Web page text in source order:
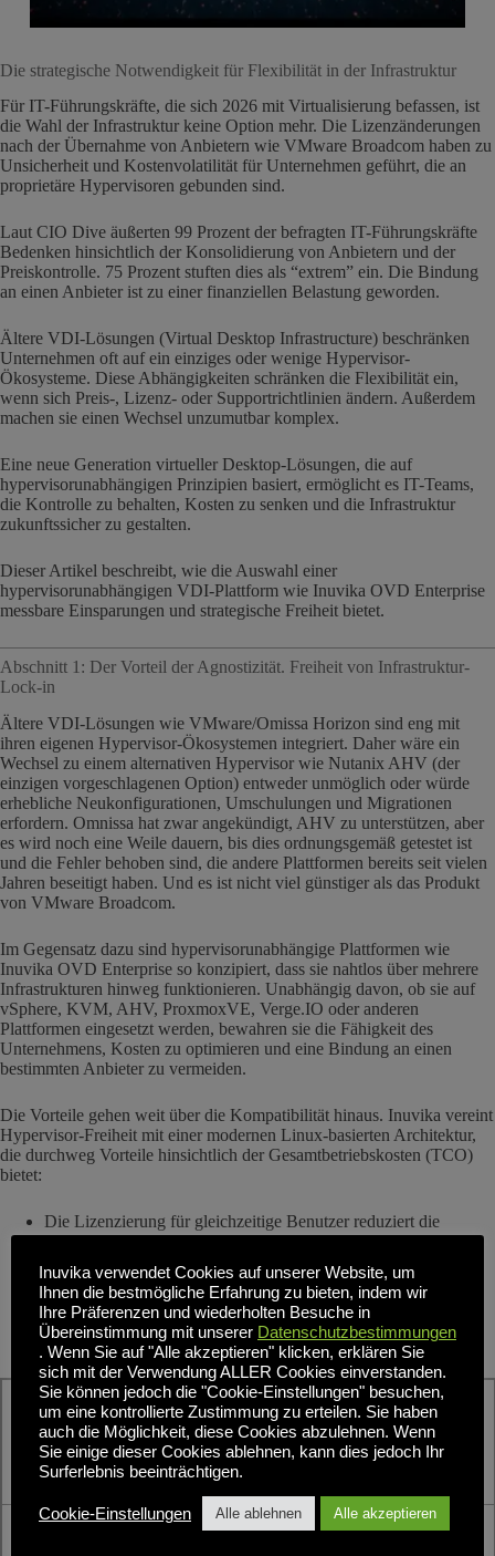
Die strategische Notwendigkeit für Flexibilität in der Infrastruktur
Für IT-Führungskräfte, die sich 2026 mit Virtualisierung befassen, ist
die Wahl der Infrastruktur keine Option mehr. Die Lizenzänderungen
nach der Übernahme von Anbietern wie VMware Broadcom haben zu
Unsicherheit und Kostenvolatilität für Unternehmen geführt, die an
proprietäre Hypervisoren gebunden sind.
Laut CIO Dive äußerten 99 Prozent der befragten IT-Führungskräfte
Bedenken hinsichtlich der Konsolidierung von Anbietern und der
Preiskontrolle. 75 Prozent stuften dies als “extrem” ein. Die Bindung
an einen Anbieter ist zu einer finanziellen Belastung geworden.
Ältere VDI-Lösungen (Virtual Desktop Infrastructure) beschränken
Unternehmen oft auf ein einziges oder wenige Hypervisor-
Ökosysteme. Diese Abhängigkeiten schränken die Flexibilität ein,
wenn sich Preis-, Lizenz- oder Supportrichtlinien ändern. Außerdem
machen sie einen Wechsel unzumutbar komplex.
Eine neue Generation virtueller Desktop-Lösungen, die auf
hypervisorunabhängigen Prinzipien basiert, ermöglicht es IT-Teams,
die Kontrolle zu behalten, Kosten zu senken und die Infrastruktur
zukunftssicher zu gestalten.
Dieser Artikel beschreibt, wie die Auswahl einer
hypervisorunabhängigen VDI-Plattform wie Inuvika OVD Enterprise
messbare Einsparungen und strategische Freiheit bietet.
Abschnitt 1: Der Vorteil der Agnostizität. Freiheit von Infrastruktur-
Lock-in
Ältere VDI-Lösungen wie VMware/Omissa Horizon sind eng mit
ihren eigenen Hypervisor-Ökosystemen integriert. Daher wäre ein
Wechsel zu einem alternativen Hypervisor wie Nutanix AHV (der
einzigen vorgeschlagenen Option) entweder unmöglich oder würde
erhebliche Neukonfigurationen, Umschulungen und Migrationen
erfordern. Omnissa hat zwar angekündigt, AHV zu unterstützen, aber
es wird noch eine Weile dauern, bis dies ordnungsgemäß getestet ist
und die Fehler behoben sind, die andere Plattformen bereits seit vielen
Jahren beseitigt haben. Und es ist nicht viel günstiger als das Produkt
von VMware Broadcom.
Im Gegensatz dazu sind hypervisorunabhängige Plattformen wie
Inuvika OVD Enterprise so konzipiert, dass sie nahtlos über mehrere
Infrastrukturen hinweg funktionieren. Unabhängig davon, ob sie auf
vSphere, KVM, AHV, ProxmoxVE, Verge.IO oder anderen
Plattformen eingesetzt werden, bewahren sie die Fähigkeit des
Unternehmens, Kosten zu optimieren und eine Bindung an einen
bestimmten Anbieter zu vermeiden.
Die Vorteile gehen weit über die Kompatibilität hinaus. Inuvika vereint
Hypervisor-Freiheit mit einer modernen Linux-basierten Architektur,
die durchweg Vorteile hinsichtlich der Gesamtbetriebskosten (TCO)
bietet:
Die Lizenzierung für gleichzeitige Benutzer reduziert die
Verschwendung von Lizenzen in Schicht- oder
Der Linux-basierte Kern macht Microsoft SQL Server
überflüssig.
Integrierter Fernzugriff und Session Brokering reduzieren den
Bedarf an Add-ons von Drittanbietern.
Kostenkomponente
Legacy-VDI
(Omnissa/VMware)
Moderne
VDI
(Inuvika
OVD
An einen einzigen
Kompatibel
Inuvika verwendet Cookies auf unserer Website, um
Ihnen die bestmögliche Erfahrung zu bieten, indem wir
Ihre Präferenzen und wiederholten Besuche in
Übereinstimmung mit unserer Datenschutzbestimmungen
. Wenn Sie auf "Alle akzeptieren" klicken, erklären Sie
sich mit der Verwendung ALLER Cookies einverstanden.
Sie können jedoch die "Cookie-Einstellungen" besuchen,
um eine kontrollierte Zustimmung zu erteilen. Sie haben
auch die Möglichkeit, diese Cookies abzulehnen. Wenn
Sie einige dieser Cookies ablehnen, kann dies jedoch Ihr
Surferlebnis beeinträchtigen.
Cookie-Einstellungen Alle ablehnen Alle akzeptieren